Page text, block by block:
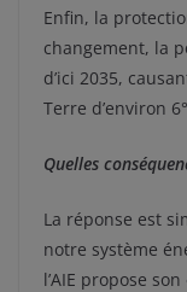
Enfin, la
changement, la
d’ici 2035,
Terre d’environ
Quelles
La réponse est
notre système
l’AIE propose